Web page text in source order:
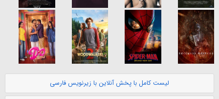
لیست کامل با پخش آنلاین با زیرنویس فارسی